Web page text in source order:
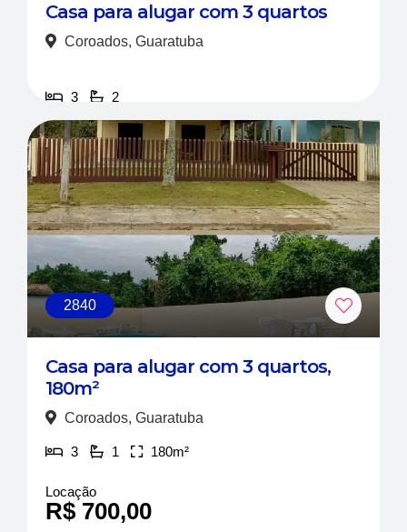
Casa para alugar com 3 quartos
Coroados, Guaratuba
3 2
Locação
R$ 600,00
2840
Casa para alugar com 3 quartos,
180m²
Coroados, Guaratuba
3 1 180m²
Locação
R$ 700,00